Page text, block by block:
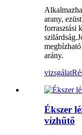
arany,
forrasztási
arány.
vizsgálat
Ékszer
vízhűtő